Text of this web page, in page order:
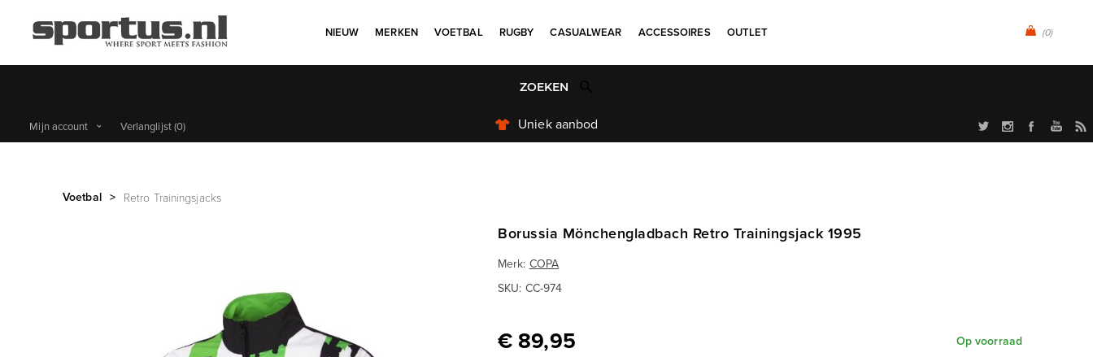
(0)
NIEUW MERKEN VOETBAL RUGBY CASUALWEAR ACCESSOIRES OUTLET
Uniek aanbod
Mijn account Verlanglijst(0)
Voetbal > Retro Trainingsjacks
Borussia Mönchengladbach Retro Trainingsjack 1995
Merk: COPA
SKU: CC-974
€ 89,95 Op voorraad